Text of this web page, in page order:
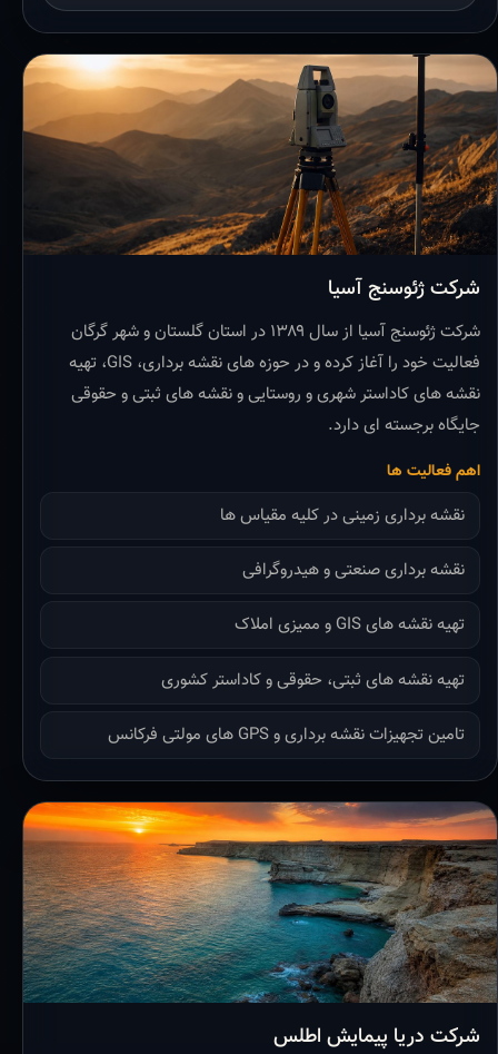
شرکت ژئوسنج آسیا
شرکت ژئوسنج آسیا از سال ۱۳۸۹ در استان گلستان و شهر گرگان
فعالیت خود را آغاز کرده و در حوزه های نقشه برداری، GIS، تهیه
نقشه های کاداستر شهری و روستایی و نقشه های ثبتی و حقوقی
جایگاه برجسته ای دارد.
اهم فعالیت ها
نقشه برداری زمینی در کلیه مقیاس ها
نقشه برداری صنعتی و هیدروگرافی
تهیه نقشه های GIS و ممیزی املاک
تهیه نقشه های ثبتی، حقوقی و کاداستر کشوری
تامین تجهیزات نقشه برداری و GPS های مولتی فرکانس
شرکت دریا پیمایش اطلس